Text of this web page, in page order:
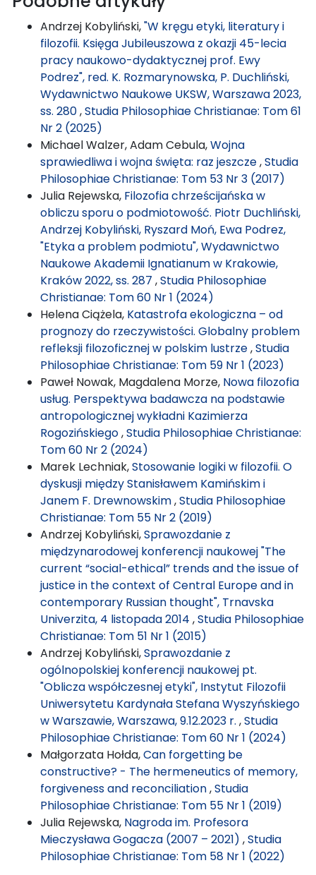
Andrzej Kobyliński,"W kręgu etyki, literatury i
filozofii. Księga Jubileuszowa z okazji 45-lecia
pracy naukowo-dydaktycznej prof. Ewy
Podrez", red. K. Rozmarynowska, P. Duchliński,
Wydawnictwo Naukowe UKSW, Warszawa 2023,
ss. 280,Studia Philosophiae Christianae: Tom 61
Nr 2 (2025)
Michael Walzer, Adam Cebula,Wojna
sprawiedliwa i wojna święta: raz jeszcze,Studia
Philosophiae Christianae: Tom 53 Nr 3 (2017)
Julia Rejewska, Filozofia chrześcijańska w
obliczu sporu o podmiotowość. Piotr Duchliński,
Andrzej Kobyliński, Ryszard Moń, Ewa Podrez,
"Etyka a problem podmiotu", Wydawnictwo
Naukowe Akademii Ignatianum w Krakowie,
Kraków 2022, ss. 287 ,Studia Philosophiae
Christianae: Tom 60 Nr 1 (2024)
Helena Ciążela, Katastrofa ekologiczna – od
prognozy do rzeczywistości. Globalny problem
refleksji filozoficznej w polskim lustrze,Studia
Philosophiae Christianae: Tom 59 Nr 1 (2023)
Paweł Nowak, Magdalena Morze, Nowa filozofia
usług. Perspektywa badawcza na podstawie
antropologicznej wykładni Kazimierza
Rogozińskiego,Studia Philosophiae Christianae:
Tom 60 Nr 2 (2024)
Marek Lechniak,Stosowanie logiki w filozofii. O
dyskusji między Stanisławem Kamińskim i
Janem F. Drewnowskim,Studia Philosophiae
Christianae: Tom 55 Nr 2 (2019)
Andrzej Kobyliński,Sprawozdanie z
międzynarodowej konferencji naukowej "The
current “social-ethical” trends and the issue of
justice in the context of Central Europe and in
contemporary Russian thought", Trnavska
Univerzita, 4 listopada 2014 ,Studia Philosophiae
Christianae: Tom 51 Nr 1 (2015)
Andrzej Kobyliński,Sprawozdanie z
ogólnopolskiej konferencji naukowej pt.
"Oblicza współczesnej etyki", Instytut Filozofii
Uniwersytetu Kardynała Stefana Wyszyńskiego
w Warszawie, Warszawa, 9.12.2023 r. ,Studia
Philosophiae Christianae: Tom 60 Nr 1 (2024)
Małgorzata Hołda,Can forgetting be
constructive? - The hermeneutics of memory,
forgiveness and reconciliation,Studia
Philosophiae Christianae: Tom 55 Nr 1 (2019)
Julia Rejewska, Nagroda im. Profesora
Mieczysława Gogacza (2007 – 2021) ,Studia
Philosophiae Christianae: Tom 58 Nr 1 (2022)